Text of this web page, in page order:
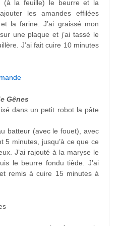
(à la feuille) le beurre et la
les amandes effilées
la farine. J’ai graissé mon
une plaque et j’ai tassé le
J’ai fait cuire 10 minutes
Gênes
dans un petit robot la pâte
batteur (avec le fouet), avec
5 minutes, jusqu’à ce que ce
J’ai rajouté à la maryse le
le beurre fondu tiède. J’ai
remis à cuire 15 minutes à